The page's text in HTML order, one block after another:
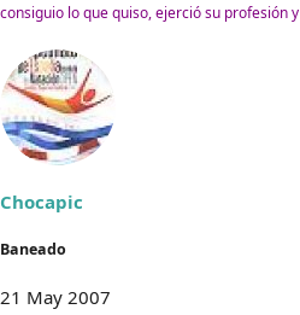
consiguio lo que quiso, ejerció su profesión
Chocapic
Baneado
21 May 2007